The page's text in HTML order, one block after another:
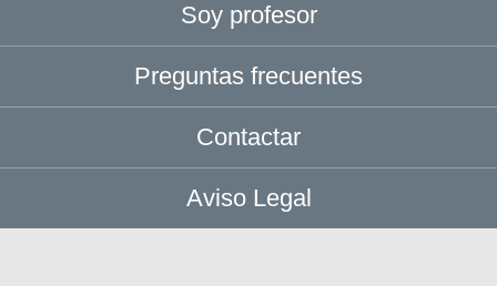
Soy profesor
Preguntas frecuentes
Contactar
Aviso Legal